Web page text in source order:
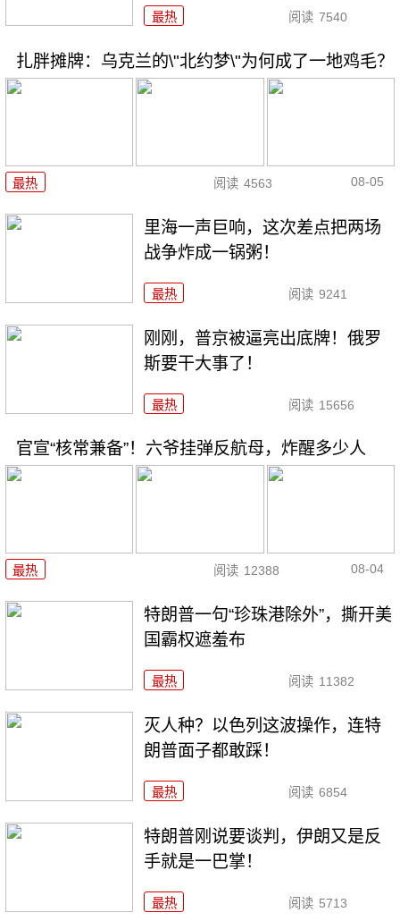
最热 阅读 7540
扎胖摊牌：乌克兰的\"北约梦\"为何成了一地鸡毛？
最热 阅读 4563 08-05
里海一声巨响，这次差点把两场
战争炸成一锅粥！
最热 阅读 9241
刚刚，普京被逼亮出底牌！俄罗
斯要干大事了！
最热 阅读 15656
官宣“核常兼备”！六爷挂弹反航母，炸醒多少人
最热 阅读 12388 08-04
特朗普一句“珍珠港除外”，撕开美
国霸权遮羞布
最热 阅读 11382
灭人种？以色列这波操作，连特
朗普面子都敢踩！
最热 阅读 6854
特朗普刚说要谈判，伊朗又是反
手就是一巴掌！
最热 阅读 5713